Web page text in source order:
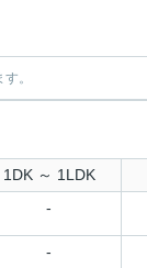
。
1DK ～ 1LDK
-
-